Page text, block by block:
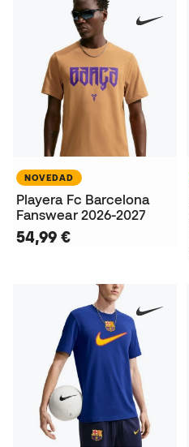
NOVEDAD
Playera Fc Barcelona
Fanswear 2026-2027
54,99 €